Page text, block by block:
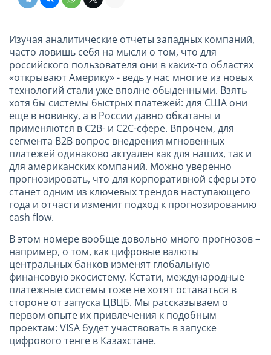
Изучая аналитические отчеты западных компаний,
часто ловишь себя на мысли о том, что для
российского пользователя они в каких-то областях
«открывают Америку» - ведь у нас многие из новых
технологий стали уже вполне обыденными. Взять
хотя бы системы быстрых платежей: для США они
еще в новинку, а в России давно обкатаны и
применяются в C2B- и С2С-сфере. Впрочем, для
сегмента B2B вопрос внедрения мгновенных
платежей одинаково актуален как для наших, так и
для американских компаний. Можно уверенно
прогнозировать, что для корпоративной сферы это
станет одним из ключевых трендов наступающего
года и отчасти изменит подход к прогнозированию
cash flow.
В этом номере вообще довольно много прогнозов –
например, о том, как цифровые валюты
центральных банков изменят глобальную
финансовую экосистему. Кстати, международные
платежные системы тоже не хотят оставаться в
стороне от запуска ЦВЦБ. Мы рассказываем о
первом опыте их привлечения к подобным
проектам: VISA будет участвовать в запуске
цифрового тенге в Казахстане.